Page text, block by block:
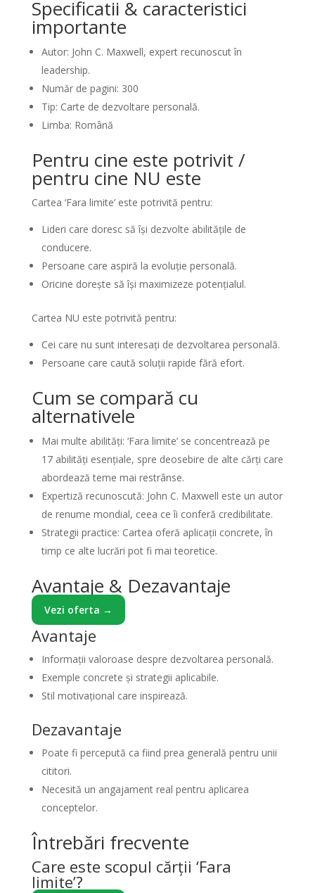
Specificatii & caracteristici
importante
Autor: John C. Maxwell, expert recunoscut în
leadership.
Număr de pagini: 300
Tip: Carte de dezvoltare personală.
Limba: Română
Pentru cine este potrivit /
pentru cine NU este
Cartea ‘Fara limite’ este potrivită pentru:
Lideri care doresc să își dezvolte abilitățile de
conducere.
Persoane care aspiră la evoluție personală.
Oricine dorește să își maximizeze potențialul.
Cartea NU este potrivită pentru:
Cei care nu sunt interesați de dezvoltarea personală.
Persoane care caută soluții rapide fără efort.
Cum se compară cu
alternativele
Mai multe abilități: ‘Fara limite’ se concentrează pe
17 abilități esențiale, spre deosebire de alte cărți care
abordează teme mai restrânse.
Expertiză recunoscută: John C. Maxwell este un autor
de renume mondial, ceea ce îi conferă credibilitate.
Strategii practice: Cartea oferă aplicații concrete, în
timp ce alte lucrări pot fi mai teoretice.
Avantaje & Dezavantaje
Vezi oferta →
Avantaje
Informații valoroase despre dezvoltarea personală.
Exemple concrete și strategii aplicabile.
Stil motivațional care inspirează.
Dezavantaje
Poate fi percepută ca fiind prea generală pentru unii
cititori.
Necesită un angajament real pentru aplicarea
conceptelor.
Întrebări frecvente
Care este scopul cărții ‘Fara
limite’?